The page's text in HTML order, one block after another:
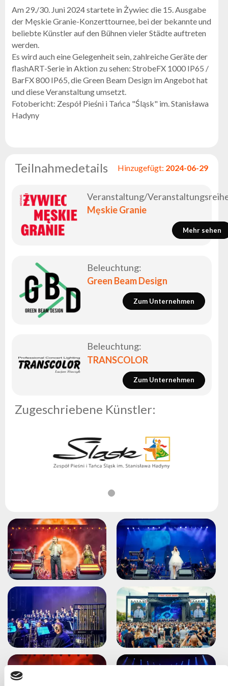
Satzung
Kontakt
Karriere
Serviceanfrage
Rücksendung
des
Produkts
nach dem
Häufig
Gestellte
Wählen
Serie
Am 29./30. Juni 2024 startete in Żywiec die 15. Ausgabe
der Męskie Granie-Konzerttournee, bei der bekannte und
beliebte Künstler auf den Bühnen vieler Städte auftreten
werden.
Es wird auch eine Gelegenheit sein, zahlreiche Geräte der
flashART-Serie in Aktion zu sehen: StrobeFX 1000 IP65 /
BarFX 800 IP65, die Green Beam Design im Angebot hat
und diese Veranstaltung umsetzt.
Fotobericht: Zespół Pieśni i Tańca "Śląsk" im. Stanisława
Hadyny
Teilnahmedetails Hinzugefügt: 2024-06-29
Veranstaltung/
Męskie Granie
Mehr sehen
Beleuchtung:
Green Beam Design
Zum Unternehmen
Beleuchtung:
TRANSCOLOR
Zum Unternehmen
Zugeschriebene Künstler: